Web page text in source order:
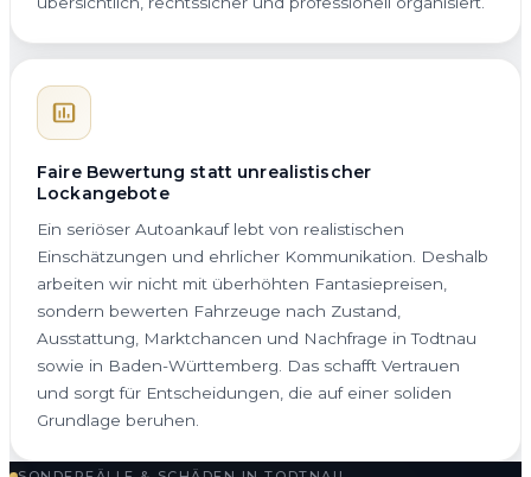
Faire Bewertung statt unrealistischer
Lockangebote
Ein seriöser Autoankauf lebt von realistischen
Einschätzungen und ehrlicher Kommunikation. Deshalb
arbeiten wir nicht mit überhöhten Fantasiepreisen,
sondern bewerten Fahrzeuge nach Zustand,
Ausstattung, Marktchancen und Nachfrage in Todtnau
sowie in Baden-Württemberg. Das schafft Vertrauen
und sorgt für Entscheidungen, die auf einer soliden
Grundlage beruhen.